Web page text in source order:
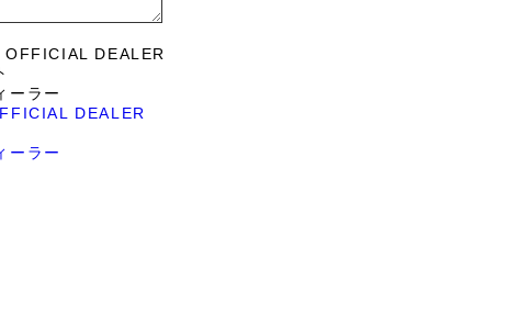
DEALER
ーラー
DEALER
ーラー